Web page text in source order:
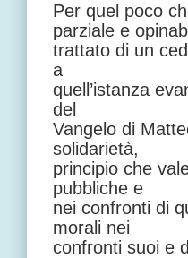
Per quel poco
parziale e
trattato di un
a
quell’istanza
del
Vangelo di
solidarietà,
principio che
pubbliche e
nei confronti di
morali nei
confronti suoi e